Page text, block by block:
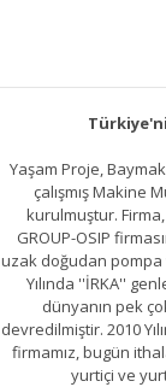
Yaşam Proje,
çalışmış Makine
kurulmuştur.
GROUP-OSIP
uzak doğudan pompa
Yılında ''İRKA''
dünyanın pek
devredilmiştir. 2010
firmamız, bugün
yurtiçi ve